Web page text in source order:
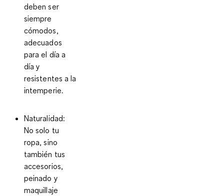
deben ser
siempre
cómodos,
adecuados
para el día a
día y
resistentes a la
intemperie.
Naturalidad:
No solo tu
ropa, sino
también tus
accesorios,
peinado y
maquillaje